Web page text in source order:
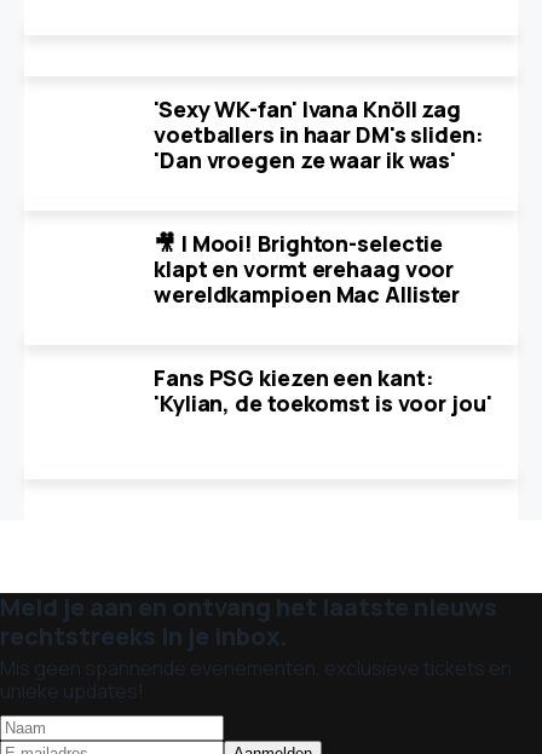
'Sexy WK-fan' Ivana Knöll zag
voetballers in haar DM's sliden:
'Dan vroegen ze waar ik was'
🎥 | Mooi! Brighton-selectie
klapt en vormt erehaag voor
wereldkampioen Mac Allister
Fans PSG kiezen een kant:
'Kylian, de toekomst is voor jou'
Meld je aan en ontvang het laatste nieuws
rechtstreeks in je inbox.
Mis geen spannende evenementen, exclusieve tickets en
unieke updates!